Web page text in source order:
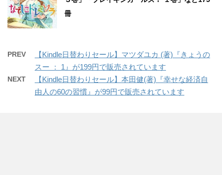
冊
PREV
【Kindle日替わりセール】マツダユカ (著)『きょうの
スー ： 1』が199円で販売されています
NEXT
【Kindle日替わりセール】本田健(著)『幸せな経済自
由人の60の習慣』が99円で販売されています